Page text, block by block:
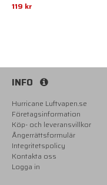
119 kr
INFO
Hurricane Luftvapen.se
Företagsinformation
Köp- och leveransvillkor
Ångerrättsformulär
Integritetspolicy
Kontakta oss
Logga in